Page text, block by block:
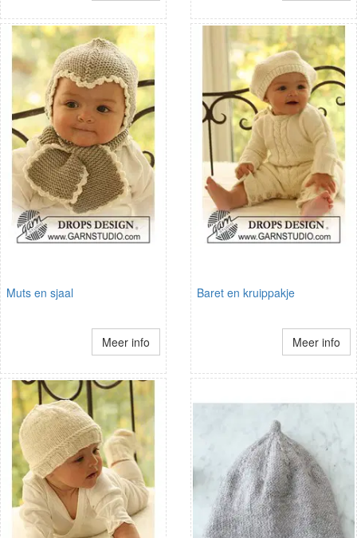
Muts en sjaal
Meer info
Baret en kruippakje
Meer info